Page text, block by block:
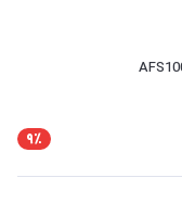
9٪